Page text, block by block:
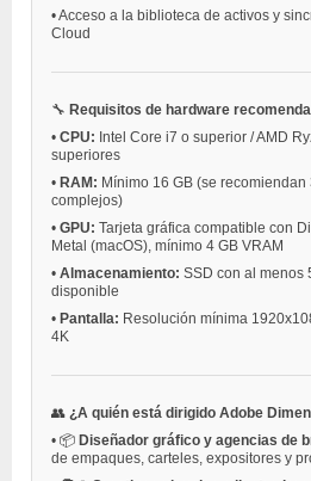
•Acceso a la biblioteca de activos y
Cloud
🔧 Requisitos de hardware
• CPU: Intel Core i7 o superior / AMD
superiores
• RAM: Mínimo 16 GB (se
complejos)
• GPU: Tarjeta gráfica compatible con
Metal (macOS), mínimo 4 GB VRAM
• Almacenamiento: SSD con al menos
disponible
• Pantalla: Resolución mínima
4K
👥 ¿A quién está dirigido Adobe
• 📦 Diseñador gráfico y agencias de
de empaques, carteles, expositores y